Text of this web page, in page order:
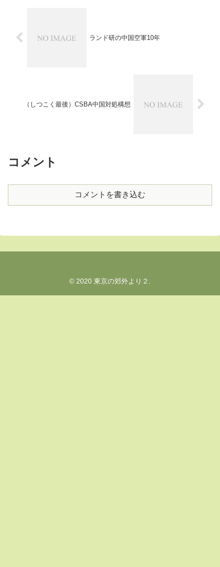
ランド研の中国空軍10年
（しつこく最後）CSBA中国対処構想
コメント
コメントを書き込む
© 2020 東京の郊外より２.